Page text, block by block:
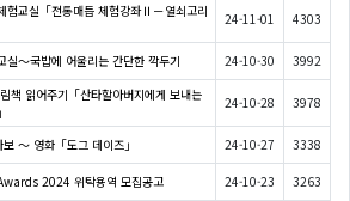
험교실「전통매듭 체험강좌Ⅱ－열쇠고리
24-11-01 4303
실〜국밥에 어울리는 간단한 깍두기 24-10-30 3992
책 읽어주기「산타할아버지에게 보내는
24-10-28 3978
보 ～ 영화「도그 데이즈」 24-10-27 3338
2024 위탁용역 모집공고 24-10-23 3263